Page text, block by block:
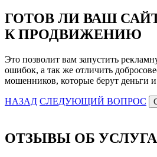
ГОТОВ ЛИ ВАШ
К ПРОДВИЖЕНИЮ
Это позволит вам запустить
ошибок, а так же отличить
мошенников, которые берут деньги
НАЗАД СЛЕДУЮЩИЙ ВОПРОС
ОТЗЫВЫ ОБ